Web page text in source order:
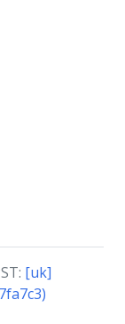
[uk]